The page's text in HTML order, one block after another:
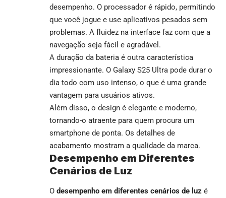
desempenho. O processador é rápido, permitindo
que você jogue e use aplicativos pesados sem
problemas. A fluidez na interface faz com que a
navegação seja fácil e agradável.
A duração da bateria é outra característica
impressionante. O Galaxy S25 Ultra pode durar o
dia todo com uso intenso, o que é uma grande
vantagem para usuários ativos.
Além disso, o design é elegante e moderno,
tornando-o atraente para quem procura um
smartphone de ponta. Os detalhes de
acabamento mostram a qualidade da marca.
Desempenho em Diferentes
Cenários de Luz
O desempenho em diferentes cenários de luz é